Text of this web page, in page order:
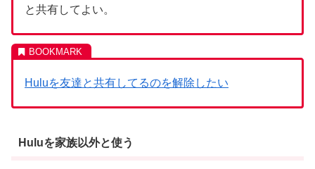
と共有してよい。
Huluを友達と共有してるのを解除したい
Huluを家族以外と使う